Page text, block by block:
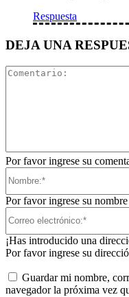
Respuesta
DEJA UNA
Por favor ingrese su
Por favor ingrese su
¡Has introducido una
Por favor ingrese su
Guardar mi nombre,
navegador la próxima vez